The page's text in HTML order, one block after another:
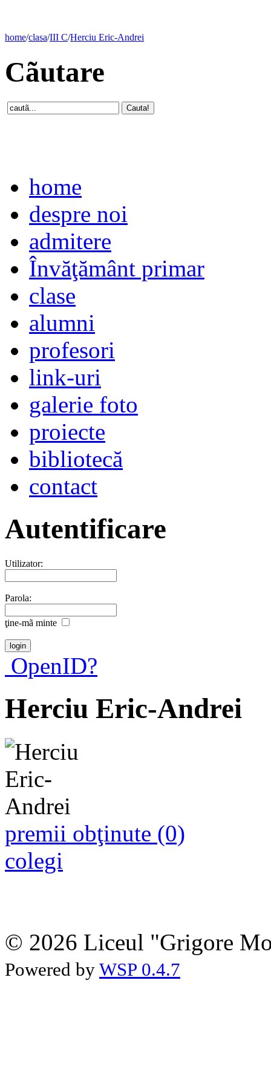
home/clasa/III C/Herciu Eric-Andrei
Cãutare
home
despre noi
admitere
Învăţământ primar
clase
alumni
profesori
link-uri
galerie foto
proiecte
bibliotecă
contact
Autentificare
Utilizator:
Parola:
ţine-mã minte
OpenID?
Herciu Eric-Andrei
premii obţinute (0)
colegi
© 2026 Liceul "Grigore
Powered by WSP 0.4.7